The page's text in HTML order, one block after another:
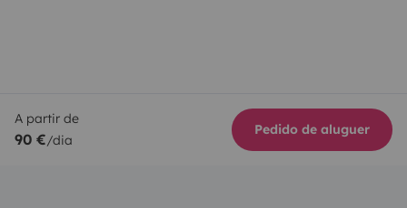
A partir de
90 €/dia
Pedido de aluguer